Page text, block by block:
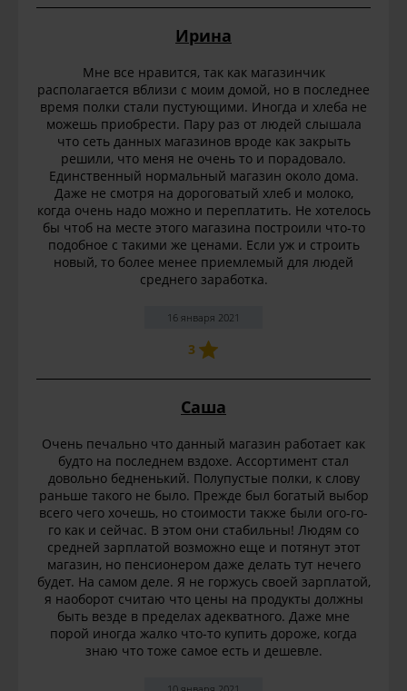
Ирина
Мне все нравится, так как магазинчик
располагается вблизи с моим домой, но в последнее
время полки стали пустующими. Иногда и хлеба не
можешь приобрести. Пару раз от людей слышала
что сеть данных магазинов вроде как закрыть
решили, что меня не очень то и порадовало.
Единственный нормальный магазин около дома.
Даже не смотря на дороговатый хлеб и молоко,
когда очень надо можно и переплатить. Не хотелось
бы чтоб на месте этого магазина построили что-то
подобное с такими же ценами. Если уж и строить
новый, то более менее приемлемый для людей
среднего заработка.
16 января 2021
3
Саша
Очень печально что данный магазин работает как
будто на последнем вздохе. Ассортимент стал
довольно бедненький. Полупустые полки, к слову
раньше такого не было. Прежде был богатый выбор
всего чего хочешь, но стоимости также были ого-го-
го как и сейчас. В этом они стабильны! Людям со
средней зарплатой возможно еще и потянут этот
магазин, но пенсионером даже делать тут нечего
будет. На самом деле. Я не горжусь своей зарплатой,
я наоборот считаю что цены на продукты должны
быть везде в пределах адекватного. Даже мне
порой иногда жалко что-то купить дороже, когда
знаю что тоже самое есть и дешевле.